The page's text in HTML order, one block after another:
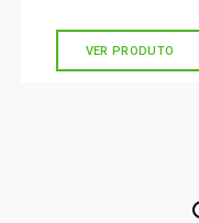
VER PRODUTO